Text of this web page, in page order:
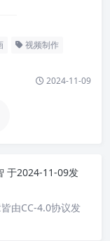
视频制作
2024-11-09
于2024-11-09发
由CC-4.0协议发